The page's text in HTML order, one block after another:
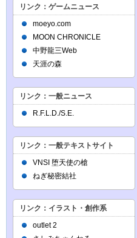
リンク：ゲームニュース
moeyo.com
MOON CHRONICLE
中野龍三Web
天涯の森
リンク：一般ニュース
R.F.L.D./S.E.
リンク：一般テキストサイト
VNSI 堕天使の槍
ねぎ秘密結社
リンク：イラスト・創作系
outlet 2